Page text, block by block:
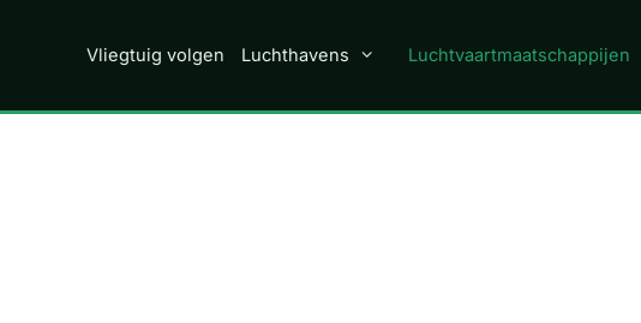
Vliegtuig volgen Luchthavens Luchtvaartmaatschappijen